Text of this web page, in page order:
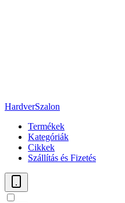
HardverSzalon
Termékek
Kategóriák
Cikkek
Szállítás és Fizetés